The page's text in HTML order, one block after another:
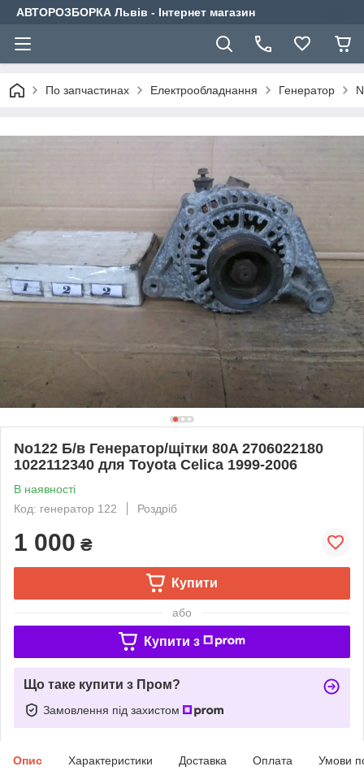
АВТОРОЗБОРКА Львів - Інтернет магазин
По запчастинах Електрообладнання Генератор
No122 Б/в Генератор/щітки 80A 2706022180
1022112340 для Toyota Celica 1999-2006
В наявності
Код: генератор 122
Роздріб
1 000 ₴
Купити
або
Купити з
Що таке купити з Пром?
Замовлення під захистом
Опис Характеристики Доставка Оплата Умови